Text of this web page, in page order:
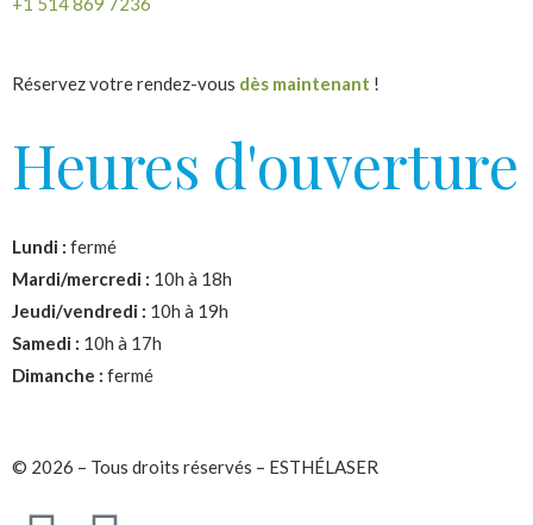
Réservez votre rendez-vous dès maintenant !
Heures d'ouverture
Lundi : fermé
Mardi/mercredi : 10h à 18h
Jeudi/vendredi : 10h à 19h
Samedi : 10h à 17h
Dimanche : fermé
© 2026 – Tous droits réservés – ESTHÉLASER